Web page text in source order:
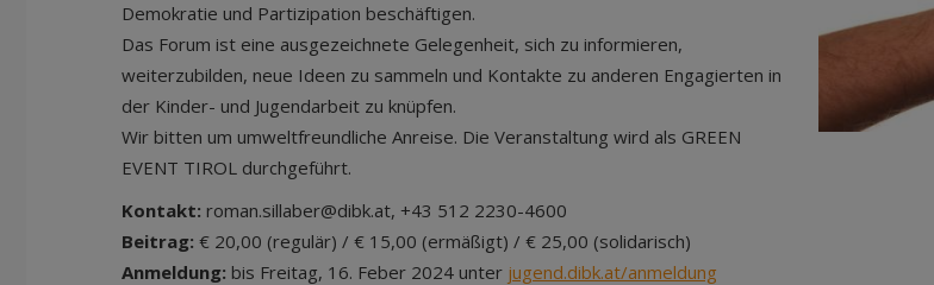
Demokratie und Partizipation beschäftigen.
Das Forum ist eine ausgezeichnete Gelegenheit, sich zu informieren,
weiterzubilden, neue Ideen zu sammeln und Kontakte zu anderen Engagierten in
der Kinder- und Jugendarbeit zu knüpfen.
Wir bitten um umweltfreundliche Anreise. Die Veranstaltung wird als GREEN
EVENT TIROL durchgeführt.
Kontakt: roman.sillaber@dibk.at, +43 512 2230-4600
Beitrag: € 20,00 (regulär) / € 15,00 (ermäßigt) / € 25,00 (solidarisch)
Anmeldung: bis Freitag, 16. Feber 2024 unter jugend.dibk.at/anmeldung